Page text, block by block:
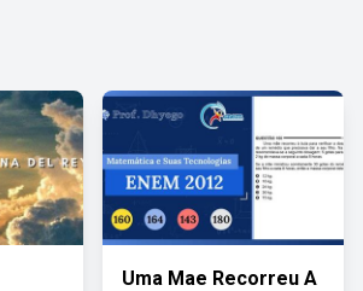
Uma Mae Recorreu A